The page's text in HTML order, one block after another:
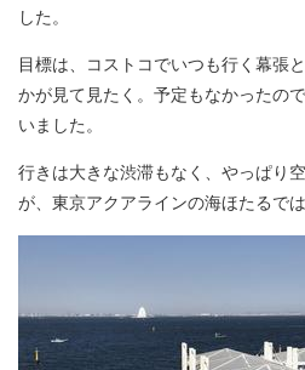
した。
目標は、コストコでいつも行く幕張
かが見て見たく。予定もなかったの
いました。
行きは大きな渋滞もなく、やっぱり
が、東京アクアラインの海ほたるで